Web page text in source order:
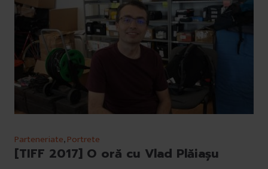
Parteneriate,Portrete
[TIFF 2017] O oră cu Vlad Plăiașu